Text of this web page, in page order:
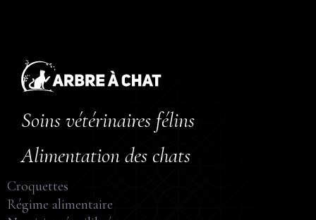
Soins vétérinaires félins
Alimentation des chats
Croquettes
Régime alimentaire